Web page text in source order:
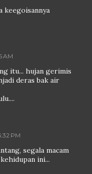
keegoisannya
AM
itu... hujan gerimis
deras bak air
PM
segala macam
ini...